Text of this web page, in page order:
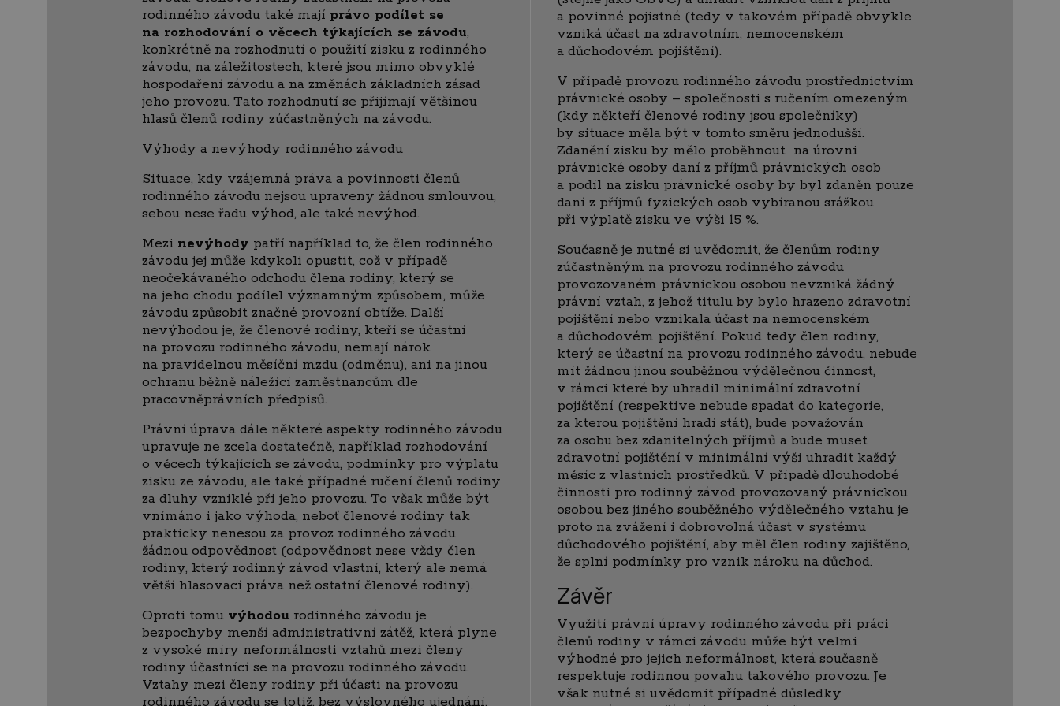
rodinného závodu také mají právo podílet se
na rozhodování o věcech týkajících se závodu,
konkrétně na rozhodnutí o použití zisku z rodinného
závodu, na záležitostech, které jsou mimo obvyklé
hospodaření závodu a na změnách základních zásad
jeho provozu. Tato rozhodnutí se přijímají většinou
hlasů členů rodiny zúčastněných na závodu.
Výhody a nevýhody rodinného závodu
Situace, kdy vzájemná práva a povinnosti členů
rodinného závodu nejsou upraveny žádnou smlouvou,
sebou nese řadu výhod, ale také nevýhod.
Mezi nevýhody patří například to, že člen rodinného
závodu jej může kdykoli opustit, což v případě
neočekávaného odchodu člena rodiny, který se
na jeho chodu podílel významným způsobem, může
závodu způsobit značné provozní obtíže. Další
nevýhodou je, že členové rodiny, kteří se účastní
na provozu rodinného závodu, nemají nárok
na pravidelnou měsíční mzdu (odměnu), ani na jinou
ochranu běžně náležící zaměstnancům dle
pracovněprávních předpisů.
Právní úprava dále některé aspekty rodinného závodu
upravuje ne zcela dostatečně, například rozhodování
o věcech týkajících se závodu, podmínky pro výplatu
zisku ze závodu, ale také případné ručení členů rodiny
za dluhy vzniklé při jeho provozu. To však může být
vnímáno i jako výhoda, neboť členové rodiny tak
prakticky nenesou za provoz rodinného závodu
žádnou odpovědnost (odpovědnost nese vždy člen
rodiny, který rodinný závod vlastní, který ale nemá
větší hlasovací práva než ostatní členové rodiny).
Oproti tomu výhodou rodinného závodu je
bezpochyby menší administrativní zátěž, která plyne
z vysoké míry neformálnosti vztahů mezi členy
rodiny účastnící se na provozu rodinného závodu.
Vztahy mezi členy rodiny při účasti na provozu
rodinného závodu se totiž, bez výslovného ujednání,
a povinné pojistné (tedy v takovém případě obvykle
vzniká účast na zdravotním, nemocenském
a důchodovém pojištění).
V případě provozu rodinného závodu prostřednictvím
právnické osoby – společnosti s ručením omezeným
(kdy někteří členové rodiny jsou společníky)
by situace měla být v tomto směru jednodušší.
Zdanění zisku by mělo proběhnout na úrovni
právnické osoby daní z příjmů právnických osob
a podíl na zisku právnické osoby by byl zdaněn pouze
daní z příjmů fyzických osob vybíranou srážkou
při výplatě zisku ve výši 15 %.
Současně je nutné si uvědomit, že členům rodiny
zúčastněným na provozu rodinného závodu
provozovaném právnickou osobou nevzniká žádný
právní vztah, z jehož titulu by bylo hrazeno zdravotní
pojištění nebo vznikala účast na nemocenském
a důchodovém pojištění. Pokud tedy člen rodiny,
který se účastní na provozu rodinného závodu, nebude
mít žádnou jinou souběžnou výdělečnou činnost,
v rámci které by uhradil minimální zdravotní
pojištění (respektive nebude spadat do kategorie,
za kterou pojištění hradí stát), bude považován
za osobu bez zdanitelných příjmů a bude muset
zdravotní pojištění v minimální výši uhradit každý
měsíc z vlastních prostředků. V případě dlouhodobé
činnosti pro rodinný závod provozovaný právnickou
osobou bez jiného souběžného výdělečného vztahu je
proto na zvážení i dobrovolná účast v systému
důchodového pojištění, aby měl člen rodiny zajištěno,
že splní podmínky pro vznik nároku na důchod.
Závěr
Využití právní úpravy rodinného závodu při práci
členů rodiny v rámci závodu může být velmi
výhodné pro jejich neformálnost, která současně
respektuje rodinnou povahu takového provozu. Je
však nutné si uvědomit případné důsledky